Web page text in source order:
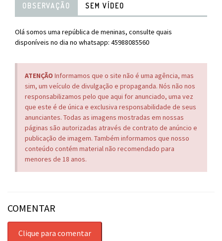
OBSERVAÇÃO SEM VÍDEO
Olá somos uma república de meninas, consulte quais
disponíveis no dia no whatsapp: 45988085560
ATENÇÃO Informamos que o site não é uma agência, mas
sim, um veículo de divulgação e propaganda. Nós não nos
responsabilizamos pelo que aqui for anunciado, uma vez
que este é de única e exclusiva responsabilidade de seus
anunciantes. Todas as imagens mostradas em nossas
páginas são autorizadas através de contrato de anúncio e
publicação de imagem. Também informamos que nosso
conteúdo contém material não recomendado para
menores de 18 anos.
COMENTAR
Clique para comentar